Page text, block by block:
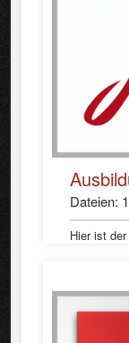
Dateien: 1
Hier ist